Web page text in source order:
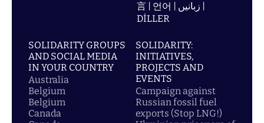
言 | 언어 | زبانیں |
DİLLER
SOLIDARITY GROUPS
AND SOCIAL MEDIA
IN YOUR COUNTRY
Australia
Belgium
Belgium
Canada
SOLIDARITY:
INITIATIVES,
PROJECTS AND
EVENTS
Campaign against
Russian fossil fuel
exports (Stop LNG!)